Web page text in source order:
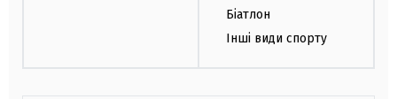
Біатлон
Інші види спорту